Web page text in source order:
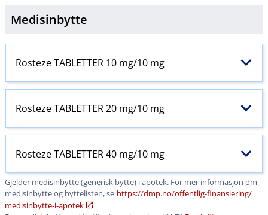
Medisinbytte
Rosteze TABLETTER 10 mg/10 mg
Rosteze TABLETTER 20 mg/10 mg
Rosteze TABLETTER 40 mg/10 mg
Gjelder medisinbytte (generisk bytte) i apotek. For mer informasjon om
medisinbytte og byttelisten, se https:​/​/dmp.no​/​offentlig-finansiering​/​
medisinbytte-i-apotek